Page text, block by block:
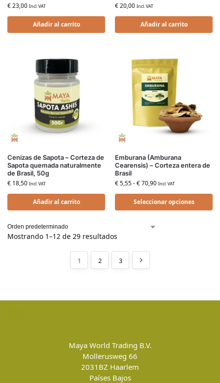
€23,00 Incl. VAT
Añadir al carrito
€20,00 Incl. VAT
Añadir al carrito
Cenizas de Sapota – Corteza de
Sapota quemada naturalmente
de Brasil, 50g
€ 18,50 Incl. VAT
Añadir al carrito
Emburana (Amburana
Cearensis) – Corteza entera de
Brasil
€5,55-€70,90 Incl. VAT
Seleccionar opciones
Mostrando 1–12 de 29 resultados
1 2 3
Maya World Trading B.V.
Mollerusweg 66
2031BZ Haarlem
Países Bajos